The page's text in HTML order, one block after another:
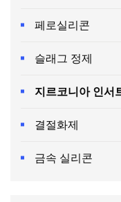
페로실리콘
슬래그 정제
지르코니아 인서
결절화제
금속 실리콘